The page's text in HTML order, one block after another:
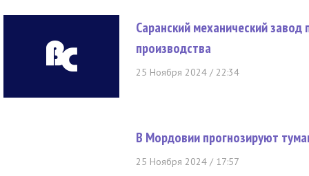
Саранский механический
производства
25 Ноября 2024 / 22:34
В Мордовии прогнозируют
25 Ноября 2024 / 17:57